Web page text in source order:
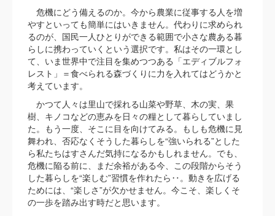
危機にどう備えるのか。今から農業に従事する人を増
やすといっても簡単にはいきません。代わりに求められ
るのが、国民一人ひとりができる範囲で小さな農ある暮
らしに携わっていくという選択です。私はその一環とし
て、いま世界中で注目を集めつつある「エディブルフォ
レスト」＝食べられる森づくりに力を入れてはどうかと
考えています。
かつて人々は里山で採れる山菜や野草、木の実、果
樹、キノコなどの恵みを日々の糧として暮らしていまし
た。もう一度、そこに目を向けてみる。もしも危機に見
舞われ、否応なくそうした暮らしを“強いられる”とした
ら私たちはすさんだ気持になるかもしれません。でも、
危機に陥る前に、まだ余裕がある今、この段階からそう
した暮らしを“楽しむ”習慣を作れたら‥。動きを広げる
ためには、“楽しさ”が欠かせません。今こそ、楽しくそ
の一歩を踏み出す時だと思います。